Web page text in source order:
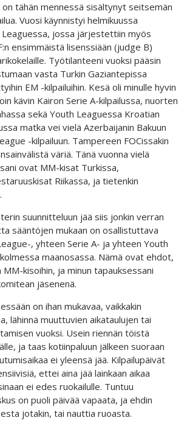
on tähän mennessä sisältynyt seitsemän
Vuosi käynnistyi helmikuussa
Leaguessa, jossa järjestettiin myös
ensimmäistä lisenssiään (judge B)
Työtilanteeni vuoksi pääsin
vasta Turkin Gaziantepissa
EM -kilpailuihin. Kesä oli minulle hyvin
kävin Kairon Serie A-kilpailussa, nuorten
sekä Youth Leaguessa Kroatian
matka vei vielä Azerbaijanin Bakuun
-kilpailuun. Tampereen FOCissakin
väriä. Tänä vuonna vielä
ovat MM-kisat Turkissa,
Riikassa, ja tietenkin
suunnitteluun jää siis jonkin verran
sääntöjen mukaan on osallistuttava
, yhteen Serie A- ja yhteen Youth
maanosassa. Nämä ovat ehdot,
kisoihin, ja minun tapauksessani
jäsenenä.
on ihan mukavaa, vaikkakin
lähinnä muuttuvien aikataulujen tai
vuoksi. Usein riennän töistä
ja taas kotiinpaluun jälkeen suoraan
ei yleensä jää. Kilpailupäivät
ettei aina jää lainkaan aikaa
ei edes ruokailulle. Tuntuu
on puoli päivää vapaata, ja ehdin
jotakin, tai nauttia ruoasta.